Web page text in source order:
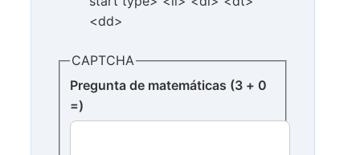
<dd>
CAPTCHA
Pregunta de matemáticas (3 + 0
=)